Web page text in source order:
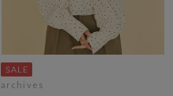
archives